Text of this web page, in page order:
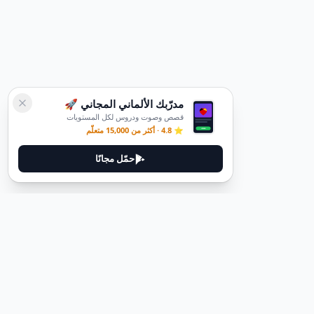
مدرّبك الألماني المجاني 🚀
قصص وصوت ودروس لكل المستويات
⭐ 4.8 · أكثر من 15,000 متعلّم
حمّل مجانًا